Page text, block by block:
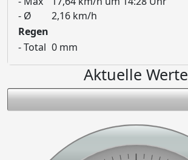
- Ø
2,16 km/h
Regen
- Total 0 mm
Aktuelle Werte